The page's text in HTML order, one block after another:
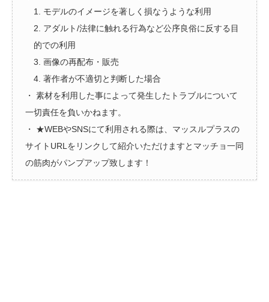
1. モデルのイメージを著しく損なうような利用
2. アダルト/法律に触れる行為など公序良俗に反する目
的での利用
3. 画像の再配布・販売
4. 著作者が不適切と判断した場合
・ 素材を利用した事によって発生したトラブルについて
一切責任を負いかねます。
・ ★WEBやSNSにて利用される際は、マッスルプラスの
サイトURLをリンクして紹介いただけますとマッチョ一同
の筋肉がパンプアップ致します！